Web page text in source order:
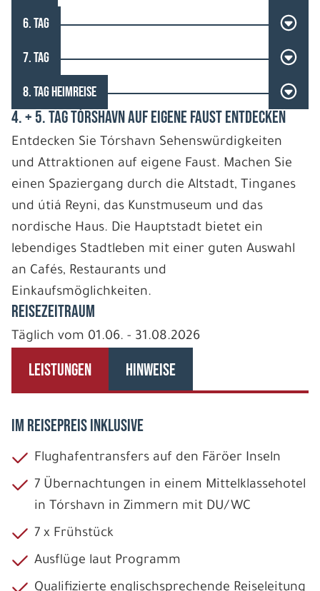
6. TAG
7. TAG
8. TAG HEIMREISE
4. + 5. TAG TÓRSHAVN AUF EIGENE FAUST ENTDECKEN
Entdecken Sie Tórshavn Sehenswürdigkeiten
und Attraktionen auf eigene Faust. Machen Sie
einen Spaziergang durch die Altstadt, Tinganes
und útiá Reyni, das Kunstmuseum und das
nordische Haus. Die Hauptstadt bietet ein
lebendiges Stadtleben mit einer guten Auswahl
an Cafés, Restaurants und
Einkaufsmöglichkeiten.
REISEZEITRAUM
Täglich vom 01.06. - 31.08.2026
LEISTUNGEN HINWEISE
IM REISEPREIS INKLUSIVE
Flughafentransfers auf den Färöer Inseln
7 Übernachtungen in einem Mittelklassehotel
in Tórshavn in Zimmern mit DU/WC
7 x Frühstück
Ausflüge laut Programm
Qualifizierte englischsprechende Reiseleitung